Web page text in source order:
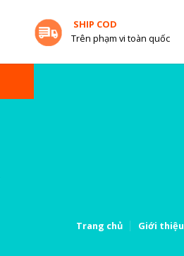
SHIP COD
Trên phạm vi toàn quốc
Trang chủ Giới thiệu